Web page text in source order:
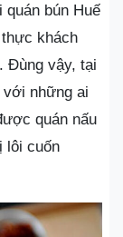
bún Huế
khách
Đùng vậy, tại
với những ai
quán nấu
lôi cuốn